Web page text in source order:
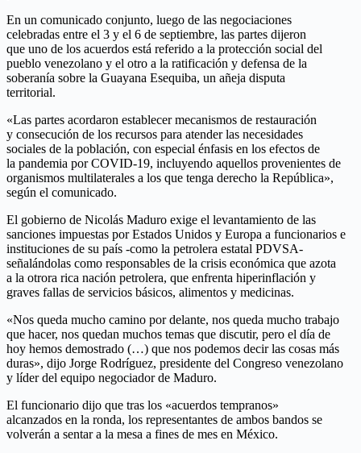
En un comunicado conjunto, luego de las negociaciones
celebradas entre el 3 y el 6 de septiembre, las partes dijeron
que uno de los acuerdos está referido a la protección social del
pueblo venezolano y el otro a la ratificación y defensa de la
soberanía sobre la Guayana Esequiba, un añeja disputa
territorial.
«Las partes acordaron establecer mecanismos de restauración
y consecución de los recursos para atender las necesidades
sociales de la población, con especial énfasis en los efectos de
la pandemia por COVID-19, incluyendo aquellos provenientes de
organismos multilaterales a los que tenga derecho la República»,
según el comunicado.
El gobierno de Nicolás Maduro exige el levantamiento de las
sanciones impuestas por Estados Unidos y Europa a funcionarios e
instituciones de su país -como la petrolera estatal PDVSA-
señalándolas como responsables de la crisis económica que azota
a la otrora rica nación petrolera, que enfrenta hiperinflación y
graves fallas de servicios básicos, alimentos y medicinas.
«Nos queda mucho camino por delante, nos queda mucho trabajo
que hacer, nos quedan muchos temas que discutir, pero el día de
hoy hemos demostrado (…) que nos podemos decir las cosas más
duras», dijo Jorge Rodríguez, presidente del Congreso venezolano
y líder del equipo negociador de Maduro.
El funcionario dijo que tras los «acuerdos tempranos»
alcanzados en la ronda, los representantes de ambos bandos se
volverán a sentar a la mesa a fines de mes en México.